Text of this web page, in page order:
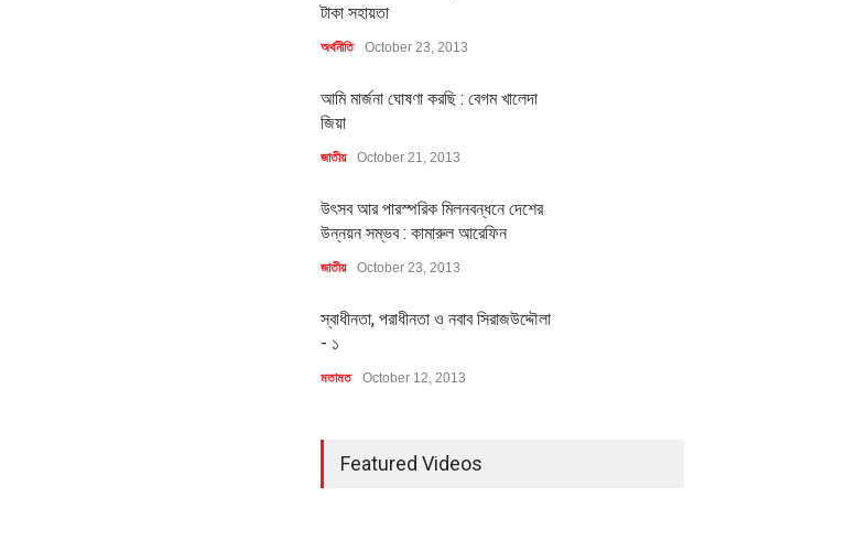
টাকা সহায়তা
অর্থনীতি October 23, 2013
আমি মার্জনা ঘোষণা করছি : বেগম খালেদা
জিয়া
জাতীয় October 21, 2013
উৎসব আর পারস্পরিক মিলনবন্ধনে দেশের
উন্নয়ন সম্ভব : কামারুল আরেফিন
জাতীয় October 23, 2013
স্বাধীনতা, পরাধীনতা ও নবাব সিরাজউদ্দৌলা
- ১
মতামত October 12, 2013
Featured Videos